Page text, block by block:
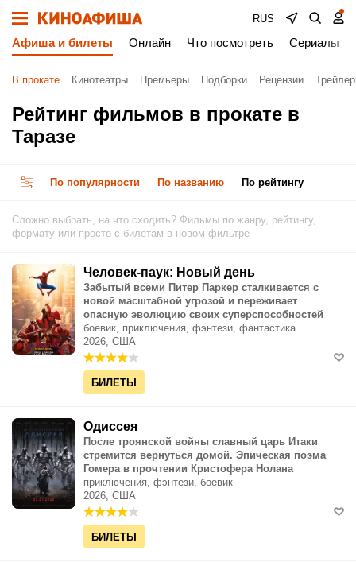
RUS
Афиша и билеты Онлайн Что посмотреть Сериалы
В прокате Кинотеатры Премьеры Подборки Рецензии
Рейтинг фильмов в прокате в
Таразе
По популярности По названию По рейтингу
Сложно выбрать, на что сходить? Фильмы по жанру, рейтингу,
формату или просто с билетам в новом фильтре
Человек-паук: Новый день
Забытый всеми Питер Паркер сталкивается с
новой масштабной угрозой и переживает
опасную эволюцию своих суперспособностей
боевик, приключения, фэнтези, фантастика
2026, США
БИЛЕТЫ
Одиссея
После троянской войны славный царь Итаки
стремится вернуться домой. Эпическая поэма
Гомера в прочтении Кристофера Нолана
приключения, фэнтези, боевик
2026, США
БИЛЕТЫ